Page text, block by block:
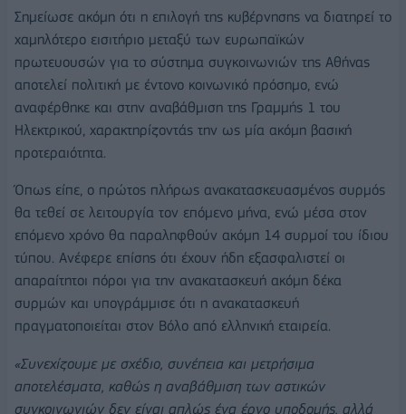
Σημείωσε ακόμη ότι η επιλογή της κυβέρνησης να διατηρεί το
χαμηλότερο εισιτήριο μεταξύ των ευρωπαϊκών
πρωτευουσών για το σύστημα συγκοινωνιών της Αθήνας
αποτελεί πολιτική με έντονο κοινωνικό πρόσημο, ενώ
αναφέρθηκε και στην αναβάθμιση της Γραμμής 1 του
Ηλεκτρικού, χαρακτηρίζοντάς την ως μία ακόμη βασική
προτεραιότητα.
Όπως είπε, ο πρώτος πλήρως ανακατασκευασμένος συρμός
θα τεθεί σε λειτουργία τον επόμενο μήνα, ενώ μέσα στον
επόμενο χρόνο θα παραληφθούν ακόμη 14 συρμοί του ίδιου
τύπου. Ανέφερε επίσης ότι έχουν ήδη εξασφαλιστεί οι
απαραίτητοι πόροι για την ανακατασκευή ακόμη δέκα
συρμών και υπογράμμισε ότι η ανακατασκευή
πραγματοποιείται στον Βόλο από ελληνική εταιρεία.
«Συνεχίζουμε με σχέδιο, συνέπεια και μετρήσιμα
αποτελέσματα, καθώς η αναβάθμιση των αστικών
συγκοινωνιών δεν είναι απλώς ένα έργο υποδομής, αλλά